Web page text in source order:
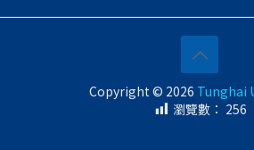
Copyright © 2026 Tunghai
瀏覽數： 256